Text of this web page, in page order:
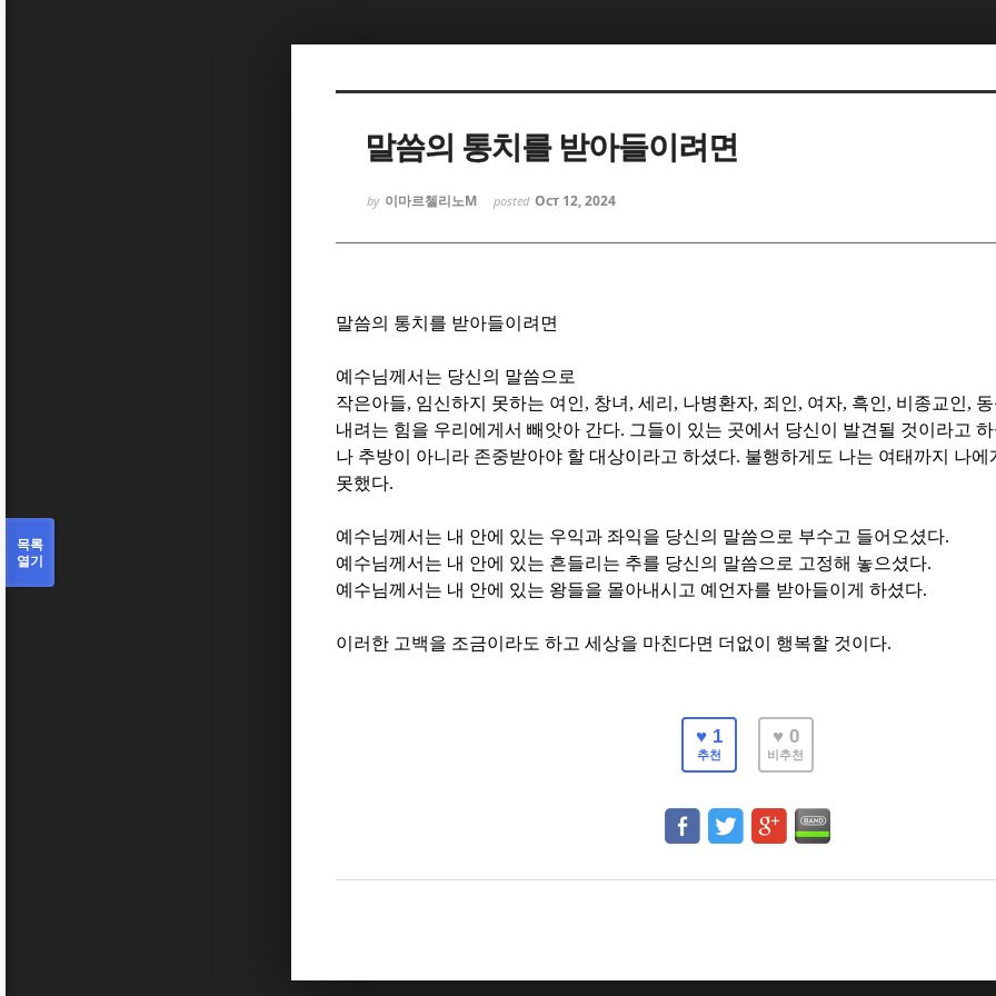
말씀의 통치를 받아들이려면
by 이마르첼리노M posted Oct 12, 2024
말씀의 통치를 받아들이려면
예수님께서는 당신의 말씀으로
작은아들, 임신하지 못하는 여인, 창녀 , 세리 , 나병환자, 죄인, 여자, 흑인, 비종교인,
내려는 힘을 우리에게서 빼앗아 간다. 그들이 있는 곳에서 당신이 발견될 것이라고
나 추방이 아니라 존중받아야 할 대상이라고 하셨다. 불행하게도 나는 여태까지 나
못했다.
예수님께서는 내 안에 있는 우익과 좌익을 당신의 말씀으로 부수고 들어오셨다.
예수님께서는 내 안에 있는 흔들리는 추를 당신의 말씀으로 고정해 놓으셨다.
예수님께서는 내 안에 있는 왕들을 몰아내시고 예언자를 받아들이게 하셨다.
이러한 고백을 조금이라도 하고 세상을 마친다면 더없이 행복할 것이다.
♥ 1
추천
♥ 0
비추천
목록
열기
Sketchbook5, 스케치북5
Sketchbook5, 스케치북5